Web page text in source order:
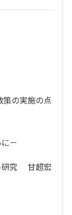
豊
策の実施の点
－
研究 甘超宏